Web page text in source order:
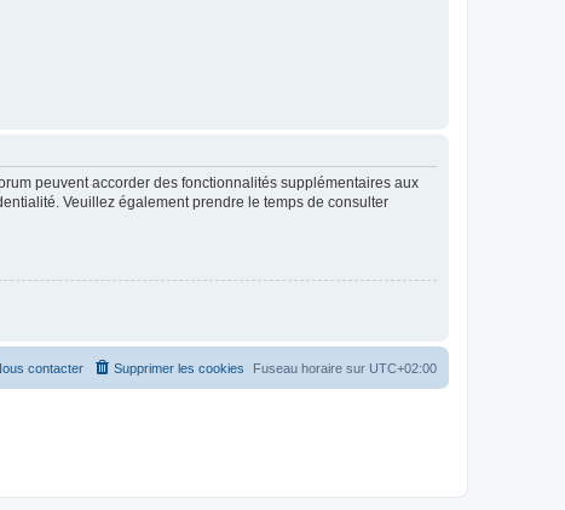
peuvent accorder des fonctionnalités supplémentaires aux
Veuillez également prendre le temps de consulter
Fuseau horaire sur UTC+02:00
Supprimer les cookies
contacter